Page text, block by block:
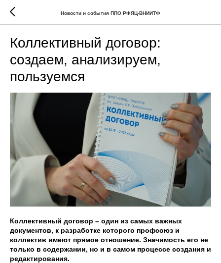
Новости и события ППО РФЯЦ-ВНИИТФ
Коллективный договор:
создаем, анализируем,
пользуемся
Коллективный договор – один из самых важных
документов, к разработке которого профсоюз и
коллектив имеют прямое отношение. Значимость его не
только в содержании, но и в самом процессе создания и
редактирования.